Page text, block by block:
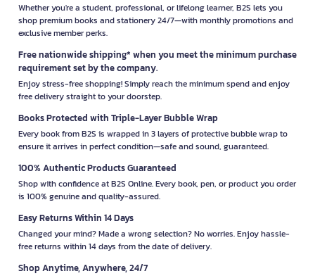
Whether you're a student, professional, or lifelong learner, B2S lets you
shop premium books and stationery 24/7—with monthly promotions and
exclusive member perks.
Free nationwide shipping* when you meet the minimum purchase
requirement set by the company.
Enjoy stress-free shopping! Simply reach the minimum spend and enjoy
free delivery straight to your doorstep.
Books Protected with Triple-Layer Bubble Wrap
Every book from B2S is wrapped in 3 layers of protective bubble wrap to
ensure it arrives in perfect condition—safe and sound, guaranteed.
100% Authentic Products Guaranteed
Shop with confidence at B2S Online. Every book, pen, or product you order
is 100% genuine and quality-assured.
Easy Returns Within 14 Days
Changed your mind? Made a wrong selection? No worries. Enjoy hassle-
free returns within 14 days from the date of delivery.
Shop Anytime, Anywhere, 24/7